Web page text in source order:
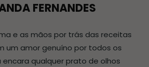
FERNANDES
e as mãos por trás das receitas
um amor genuíno por todos os
encara qualquer prato de olhos